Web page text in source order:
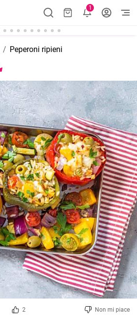
1
Peperoni ripieni
2 Non mi piace